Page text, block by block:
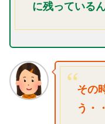
に残っている
その
う・